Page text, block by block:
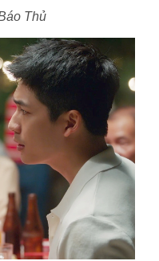
Thủ